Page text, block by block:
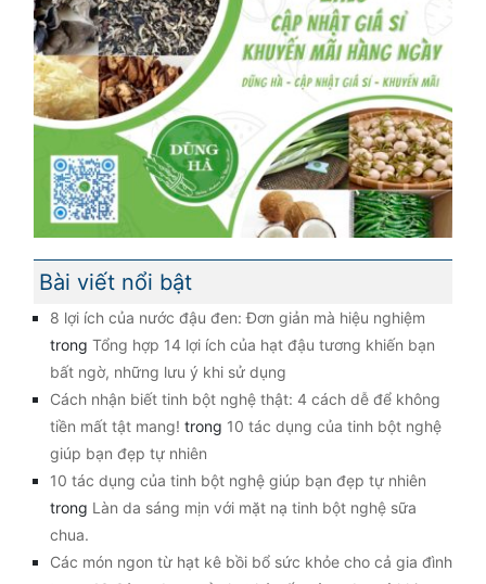
Bài viết nổi bật
8 lợi ích của nước đậu đen: Đơn giản mà hiệu nghiệm
trong Tổng hợp 14 lợi ích của hạt đậu tương khiến bạn
bất ngờ, những lưu ý khi sử dụng
Cách nhận biết tinh bột nghệ thật: 4 cách dễ để không
tiền mất tật mang! trong 10 tác dụng của tinh bột nghệ
giúp bạn đẹp tự nhiên
10 tác dụng của tinh bột nghệ giúp bạn đẹp tự nhiên
trong Làn da sáng mịn với mặt nạ tinh bột nghệ sữa
chua.
Các món ngon từ hạt kê bồi bổ sức khỏe cho cả gia đình